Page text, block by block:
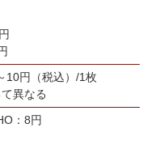
10円（税込）/1枚
異なる
：8円